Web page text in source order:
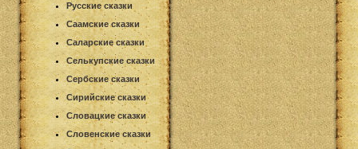
Русские сказки
Саамские сказки
Саларские сказки
Селькупские сказки
Сербские сказки
Сирийские сказки
Словацкие сказки
Словенские сказки